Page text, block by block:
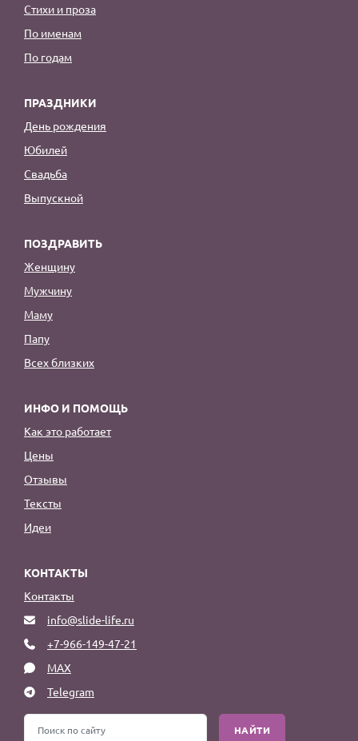
Стихи и проза
По именам
По годам
ПРАЗДНИКИ
День рождения
Юбилей
Свадьба
Выпускной
ПОЗДРАВИТЬ
Женщину
Мужчину
Маму
Папу
Всех близких
ИНФО И ПОМОЩЬ
Как это работает
Цены
Отзывы
Тексты
Идеи
КОНТАКТЫ
Контакты
info@slide-life.ru
+7-966-149-47-21
MAX
Telegram
НАЙТИ